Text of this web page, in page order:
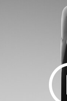
Haz clic para
marketing y